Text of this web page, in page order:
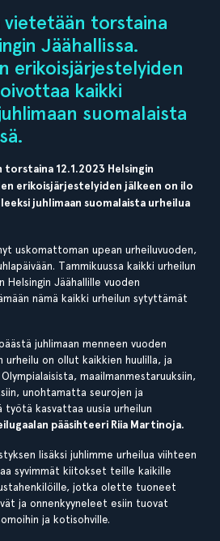
vietetään torstaina
Jäähallissa.
erikoisjärjestelyiden
kaikki
suomalaista
12.1.2023 Helsingin
erikoisjärjestelyiden jälkeen on ilo
juhlimaan suomalaista urheilua
uskomattoman upean urheiluvuoden,
Tammikuussa kaikki urheilun
Helsingin Jäähallille vuoden
nämä kaikki urheilun sytyttämät
juhlimaan menneen vuoden
urheilu on ollut kaikkien huulilla, ja
maailmanmestaruuksiin,
unohtamatta seurojen ja
kasvattaa uusia urheilun
pääsihteeri Riia Martinoja.
lisäksi juhlimme urheilua viihteen
syvimmät kiitokset teille kaikille
jotka olette tuoneet
ja onnenkyyneleet esiin tuovat
ja kotisohville.